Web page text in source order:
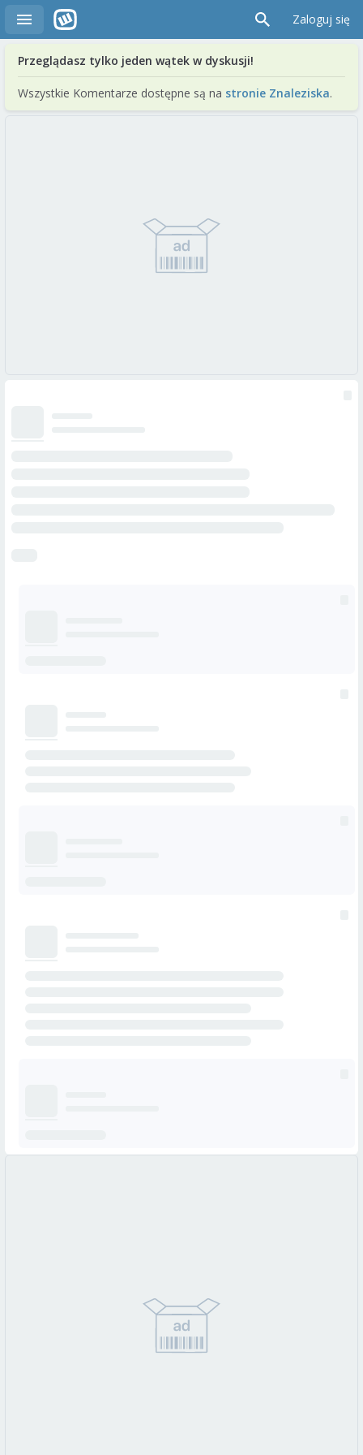
Zaloguj się
Przeglądasz tylko jeden wątek w dyskusji!
Wszystkie Komentarze dostępne są na stronie Znaleziska.